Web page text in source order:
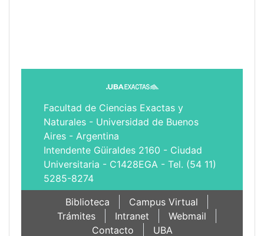
Facultad de Ciencias Exactas y
Naturales - Universidad de Buenos
Aires - Argentina
Intendente Güiraldes 2160 - Ciudad
Universitaria - C1428EGA - Tel. (54 11)
5285-8274
Biblioteca
Campus Virtual
Trámites
Intranet
Webmail
Contacto
UBA